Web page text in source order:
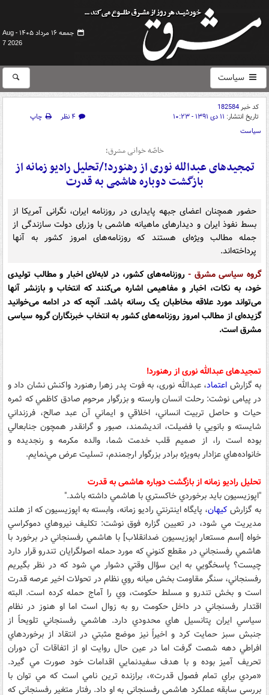
جمعه ۱۶ مرداد ۱۴۰۵ -
Aug
7 2026
سیاست
کد خبر182584
تاریخ انتشار: ۱۱ دی ۱۳۹۱ - ۱۰:۲۳ ۴ نظر
چاپ
سیاست
خاصّه خوانی مشرق؛
تمجید‌های عبدالله نوری از رهنورد!/تحلیل رادیو زمانه از
بازگشت دوباره هاشمی به قدرت
حضور همچنان اعضای جبهه پایداری در روزنامه ایران، نگرانی آمریکا از
بسط نفوذ ایران و دیدارهای ماهیانه هاشمی با وزرای دولت سازندگی از
جمله مطالب ویژه‌ای هستند که روزنامه‌های امروز کشور به آنها
پرداخته‌اند.
گروه سیاسی مشرق - روزنامه‌های کشور، در لابه‌لای اخبار و مطالب تولیدی
خود، به نکات، اخبار و مفاهیمی اشاره می‌کنند که انتخاب و بازنشر آنها
می‌تواند مورد علاقه مخاطبان یک رسانه باشد. آنچه که در ادامه می‌خوانید
گزیده‌ای از مطالب امروز روزنامه‌های کشور به انتخاب خبرنگاران گروه سیاسی
مشرق است.
تمجیدهای عبدالله نوری از رهنورد!
به گزارش اعتماد، عبد‌الله نوری، به فوت پدر زهرا رهنورد واکنش نشان داد و
در پیامی نوشت:‌ رحلت انسان وارسته و بزرگوار مرحوم صادق كاظمي كه ثمره
حيات و حاصل تربيت انساني، اخلاقي و ايماني آن عبد صالح، فرزنداني
شايسته و بانويي با فضيلت، انديشمند، صبور و گرانقدر همچون جنابعالي
بوده است را، از صميم قلب خدمت شما، والده مكرمه و رنجديده و
خانواده‌هاي عزادار به‌ويژه برادر بزرگوار ارجمندم، تسليت عرض مي‌نمايم.
تحلیل رادیو زمانه از بازگشت دوباره هاشمی به قدرت
"اپوزيسيون بايد برخوردي خاكستري با هاشمي داشته باشد."
به گزارش کیهان، پايگاه اينترنتي راديو زمانه، وابسته به اپوزيسيون كه از هلند
مديريت مي شود، در تعيين گزاره فوق نوشت: تكليف نيروهاي دموكراسي
خواه [اسم مستعار اپوزيسيون ضدانقلاب] با هاشمي رفسنجاني در برخورد با
هاشمي رفسنجاني در مقطع كنوني كه مورد حمله اصولگرايان تندرو قرار دارد
چيست؟ پاسخگويي به اين سؤال وقتي دشوار مي شود كه در نظر بگيريم
رفسنجاني، سنگر مقاومت بخش ميانه روي نظام در تحولات اخير عرصه قدرت
است و بخش تندرو و مسلط حكومت، وي را آماج حمله كرده است. البته
اقتدار رفسنجاني در داخل حكومت رو به زوال است اما او هنوز در نظام
سياسي ايران پتانسيل هاي محدودي دارد. هاشمي رفسنجاني تلويحاً از
جنبش سبز حمايت كرد و اخيراً نيز موضع مثبتي در انتقاد از برخوردهاي
افراطي دهه شصت گرفت اما در عين حال روايت او از اتفاقات آن دوران
تحريف آميز بوده و با هدف سفيدنمايي اقدامات خود صورت مي گيرد.
«مردي براي تمام فصول قدرت»، برازنده ترين نامي است كه مي توان با
بررسي سابقه عملكرد هاشمي رفسنجاني به او داد. رفتار متغير رفسنجاني كه